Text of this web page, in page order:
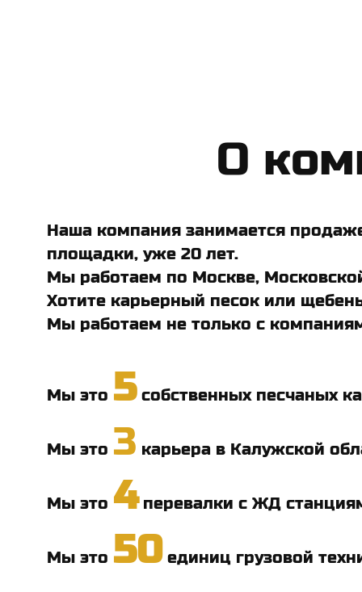
​О
Наша компания занимается
площадки, уже 20 лет.
Мы работаем по Москве,
Хотите карьерный песок или
Мы работаем не только с
Мы это 5собственных песчаных
Мы это 3 карьера в Калужской
Мы это 4 перевалки с ЖД
Мы это 50единиц грузовой